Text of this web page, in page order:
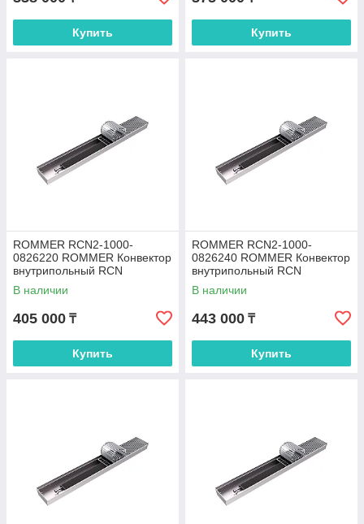
Купить Купить
ROMMER RCN2-1000-
0826220 ROMMER Конвектор
внутрипольный RCN
80.260.2200 (Решётка
роликовая, анодированный
В наличии
405 000 ₸
Купить
ROMMER RCN2-1000-
0826240 ROMMER Конвектор
внутрипольный RCN
80.260.2400 (Решётка
роликовая, анодированный
В наличии
443 000 ₸
Купить